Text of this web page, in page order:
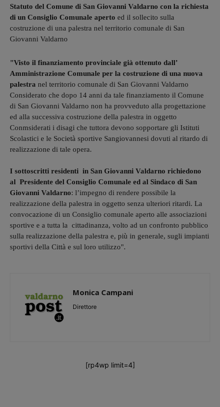
Statuto del Comune di San Giovanni Valdarno con la richiesta
di un Consiglio Comunale aperto ed il sollecito sulla
costruzione di una palestra nel territorio comunale di San
Giovanni Valdarno
"Visto il finanziamento provinciale già ottenuto dall’
Amministrazione Comunale per la costruzione di una nuova
palestra nel territorio comunale di San Giovanni Valdarno
Considerato che dopo 14 anni da tale finanziamento il Comune
di San Giovanni Valdarno non ha provveduto alla progettazione
ed alla successiva costruzione della palestra in oggetto
Conmsiderati i disagi che tuttora devono sopportare gli Istituti
Scolastici e le Società sportive Sangiovannesi dovuti al ritardo di
realizzazione di tale opera.
I sottoscritti residenti in San Giovanni Valdarno richiedono
al Presidente del Consiglio Comunale ed al Sindaco di San
Giovanni Valdarno: l’impegno di rendere possibile la
realizzazione della palestra in oggetto senza ulteriori ritardi. La
convocazione di un Consiglio comunale aperto alle associazioni
sportive e a tutta la cittadinanza, volto ad un confronto pubblico
sulla realizzazione della palestra e, più in generale, sugli impianti
sportivi della Città e sul loro utilizzo".
Monica Campani
Direttore
[rp4wp limit=4]